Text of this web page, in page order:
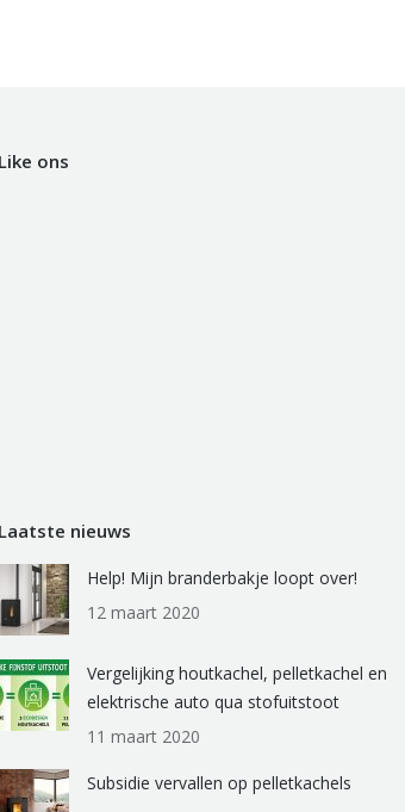
Like ons
Laatste nieuws
Help! Mijn branderbakje loopt over!
12 maart 2020
Vergelijking houtkachel, pelletkachel en
elektrische auto qua stofuitstoot
11 maart 2020
Subsidie vervallen op pelletkachels